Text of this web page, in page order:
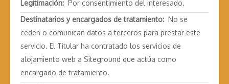
Legitimación: Por consentimiento del interesado.
Destinatarios y encargados de tratamiento: No se
ceden o comunican datos a terceros para prestar este
servicio. El Titular ha contratado los servicios de
alojamiento web a Siteground que actúa como
encargado de tratamiento.